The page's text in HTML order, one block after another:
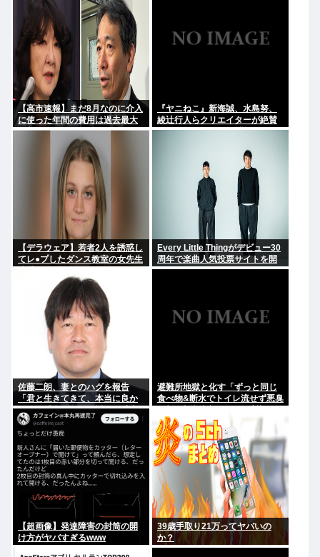
【高市速報】まだ8月なのに介入
に使った年間の費用は過去最大
と判明
『ヤニねこ』新海誠、水島努、
綾辻行人らクリエイターが絶賛
過激描写はBPOでも議論に
【デラウェア】若者2人を誘惑し
てレ●プしたダンス教室の女先生
Every Little Thingがデビュー30
周年で楽曲人気投票サイトを開
設 俺はもちろんFace the
佐藤二朗、妻とのハグを報告
「君と生きてきて、本当に良か
った」「文〇砲より遥かに威力
は弱いが、僕のノロケ砲をお見
舞いする」
避難所地獄と化す「ずっと同じ
食べ物&断水でトイレ流せず悪臭
【超画像】発達障害の封筒の開
け方がヤバすぎるwww
39歳手取り21万ってヤバいの
か？